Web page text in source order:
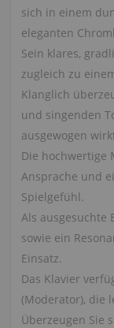
sich in einem
eleganten
Sein klares,
zugleich zu
Klanglich
und singenden
ausgewogen
Die hochwertige
Ansprache und
Spielgefühl.
Als ausgesuchte
sowie ein
Einsatz.
Das Klavier
(Moderator), die
Überzeugen Sie